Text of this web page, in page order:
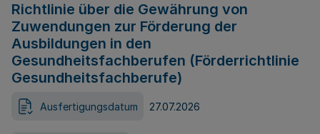
Richtlinie über die Gewährung von
Zuwendungen zur Förderung der
Ausbildungen in den
Gesundheitsfachberufen (Förderrichtlinie
Gesundheitsfachberufe)
Ausfertigungsdatum 27.07.2026